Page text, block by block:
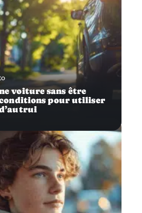
voiture sans être
conditions pour utiliser